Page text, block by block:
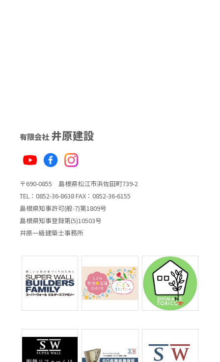
有限会社 井原建設
〒690-0855 島根県松江市浜佐田町739-2
TEL：0852-36-8638 FAX：0852-36-6155
島根県知事許可(般-7)第1809号
島根県知事登録第(5)10503号
井原一級建築士事務所